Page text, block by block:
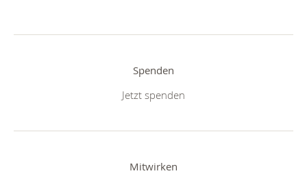
Spenden
Jetzt spenden
Mitwirken